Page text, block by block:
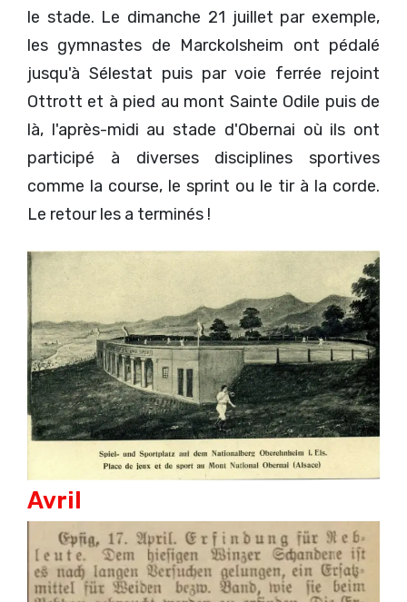
le stade. Le dimanche 21 juillet par exemple,
les gymnastes de Marckolsheim ont pédalé
jusqu'à Sélestat puis par voie ferrée rejoint
Ottrott et à pied au mont Sainte Odile puis de
là, l'après-midi au stade d'Obernai où ils ont
participé à diverses disciplines sportives
comme la course, le sprint ou le tir à la corde.
Le retour les a terminés !
Avril